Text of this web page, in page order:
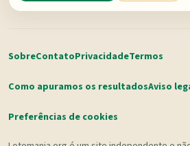
SobreContatoPrivacidadeTermos
Como apuramos os resultadosAviso
Preferências de cookies